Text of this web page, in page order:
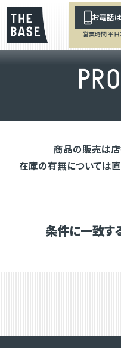
お電話
営業時間 平
PRO
商品の販売は店
在庫の有無については
条件に一致す